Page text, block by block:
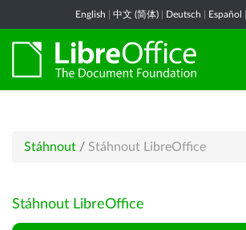
English 中文 (简体) Deutsch Español
Stáhnout / Stáhnout LibreOffice
Stáhnout LibreOffice